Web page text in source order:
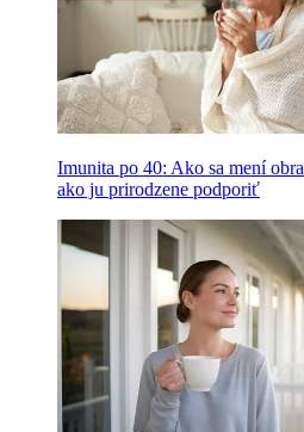
Imunita po 40: Ako sa mení
ako ju prirodzene podporiť